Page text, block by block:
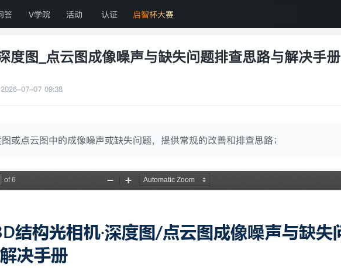
答 V学院 活动 认证 启智杯大赛
度图_点云图成像噪声与缺失问题排查思路与解决手册
2026-07-07 09:38
或点云图中的成像噪声或缺失问题，提供常规的改善和排查思路；